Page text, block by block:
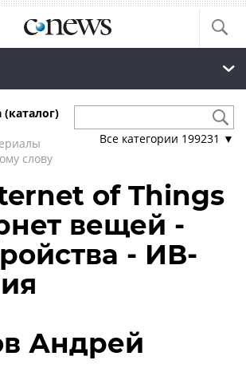
слову
Все категории 199231 ▼
of Things
вещей -
- ИВ-
Андрей